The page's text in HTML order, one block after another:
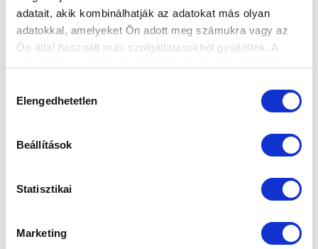
adatait, akik kombinálhatják az adatokat más olyan
adatokkal, amelyeket Ön adott meg számukra vagy az
Ön által használt más szolgáltatásokból gyűjtöttek. A
kiválasztása
Elengedhetetlen
Beállítások
Statisztikai
Marketing
KÖVETKEZŐ MÉRKŐZÉS
2026-08-07 17:30
ÚJ HIDEGKUTI NÁNDOR STADION
PUSKÁS AKADÉMIA FC
MTK BUDAPEST HÍRLEVÉL